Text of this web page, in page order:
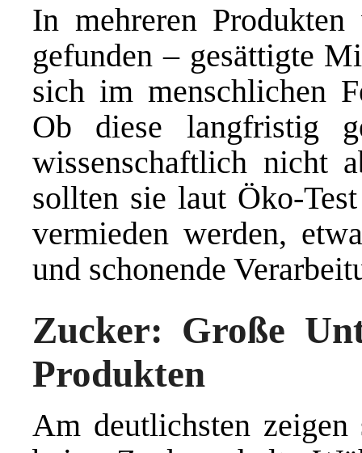
In mehreren Produkten
gefunden – gesättigte
sich im menschlichen
Ob diese langfristig
wissenschaftlich nicht
sollten sie laut Öko-
vermieden werden,
und schonende
Zucker: Große
Produkten
Am deutlichsten zeigen